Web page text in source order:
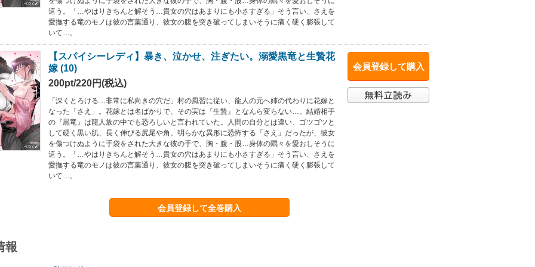
這う。「…やはりきちんと解そう…貴女の穴はあまりにも小さすぎる」そう言い、さえを
愛撫する竜のモノは彼の言葉通り、彼女の腹を突き破ってしまいそうに痛く硬く膨張して
いて…。
会員登録して購入
【スパイシーレディ】暴き、泣かせ、注ぎたい。溺愛黒竜と生贄花
嫁 (10)
200pt/220円(税込)
「深くとろける…非常に私向きの穴だ」村の風習に従い、龍人の元へ姉の代わりに花嫁と
なった「さえ」。花嫁とは名ばかりで、その実は『生贄』となんら変らない…。結婚相手
の『黒竜』は龍人族の中でも恐ろしいと言われていた。人間の自分とは違い、ゴツゴツと
して硬く黒い肌、長く伸びる尻尾や角。明らかな異形に恐怖する「さえ」だったが、彼女
を傷つけぬように手袋をされた大きな彼の手で、胸・腹・股…身体の隅々を愛おしそうに
這う。「…やはりきちんと解そう…貴女の穴はあまりにも小さすぎる」そう言い、さえを
愛撫する竜のモノは彼の言葉通り、彼女の腹を突き破ってしまいそうに痛く硬く膨張して
いて…。
会員登録して全巻購入
報